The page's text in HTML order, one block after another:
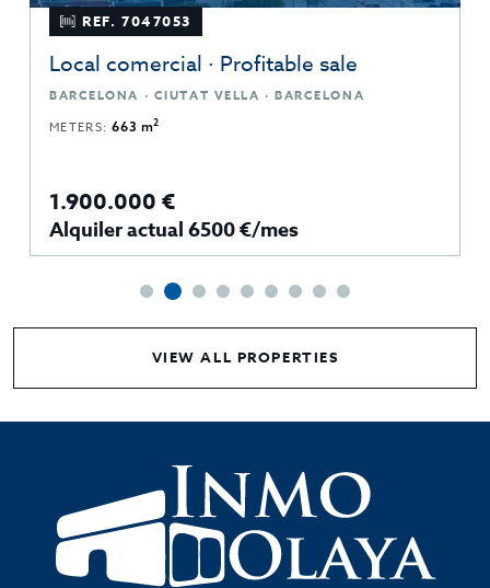
REF. 7047053
Local comercial · Profitable sale
BARCELONA · CIUTAT VELLA · BARCELONA
METERS:663 m2
1.900.000 €
Alquiler actual 6500 €/mes
VIEW ALL PROPERTIES